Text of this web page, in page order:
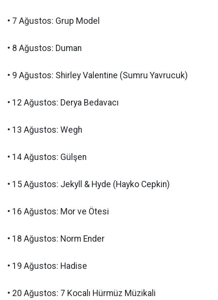
• 7 Ağustos: Grup Model
• 8 Ağustos: Duman
• 9 Ağustos: Shirley Valentine (Sumru Yavrucuk)
• 12 Ağustos: Derya Bedavacı
• 13 Ağustos: Wegh
• 14 Ağustos: Gülşen
• 15 Ağustos: Jekyll & Hyde (Hayko Cepkin)
• 16 Ağustos: Mor ve Ötesi
• 18 Ağustos: Norm Ender
• 19 Ağustos: Hadise
• 20 Ağustos: 7 Kocalı Hürmüz Müzikali